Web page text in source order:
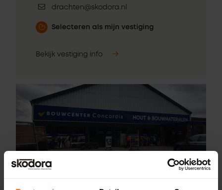
drachten@skodora.nl
Selecteren als mijn vestiging
Bekijk vestiging info